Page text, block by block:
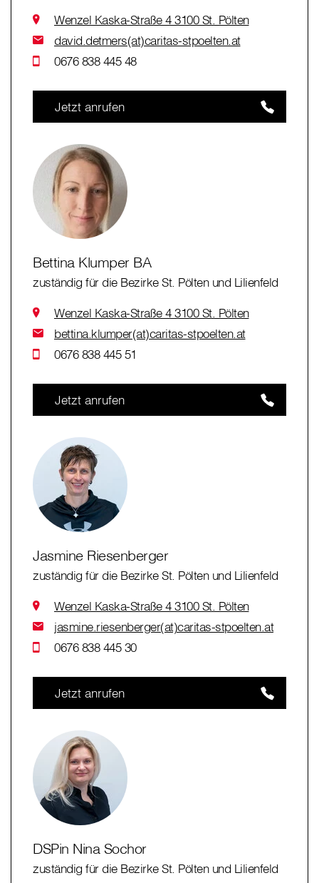
Wenzel Kaska-Straße 4 3100 St. Pölten
david.detmers(at)caritas-stpoelten.at
0676 838 445 48
Jetzt anrufen
Bettina Klumper BA
zuständig für die Bezirke St. Pölten und Lilienfeld
Wenzel Kaska-Straße 4 3100 St. Pölten
bettina.klumper(at)caritas-stpoelten.at
0676 838 445 51
Jetzt anrufen
Jasmine Riesenberger
zuständig für die Bezirke St. Pölten und Lilienfeld
Wenzel Kaska-Straße 4 3100 St. Pölten
jasmine.riesenberger(at)caritas-stpoelten.at
0676 838 445 30
Jetzt anrufen
DSPin Nina Sochor
zuständig für die Bezirke St. Pölten und Lilienfeld